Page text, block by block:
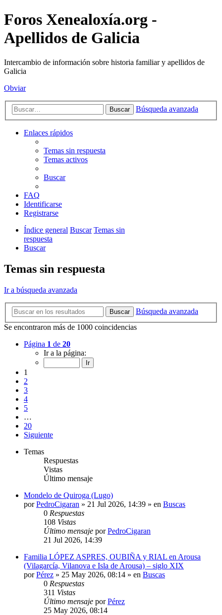
Foros Xenealoxía.org -
Apellidos de Galicia
Intercambio de información sobre historia familiar y apellidos de
Galicia
Obviar
Buscar Búsqueda avanzada
Enlaces rápidos
Temas sin respuesta
Temas activos
Buscar
FAQ
Identificarse
Registrarse
Índice general Buscar Temas sin
respuesta
Buscar
Temas sin respuesta
Ir a búsqueda avanzada
Buscar
Búsqueda avanzada
Se encontraron más de 1000 coincidencias
Página 1 de 20
Ir a la página:
1
2
3
4
5
…
20
Siguiente
Temas
Respuestas
Vistas
Último mensaje
Mondelo de Quiroga (Lugo)
porPedroCigaran » 21 Jul 2026, 14:39 » en Buscas
0 Respuestas
108 Vistas
Último mensaje porPedroCigaran
21 Jul 2026, 14:39
Familia LÓPEZ ASPRES, OUBIÑA y RIAL en Arousa
(Vilagarcía, Vilanova e Isla de Arousa) – siglo XIX
porPérez » 25 May 2026, 08:14 » en Buscas
0 Respuestas
311 Vistas
Último mensaje porPérez
25 May 2026, 08:14